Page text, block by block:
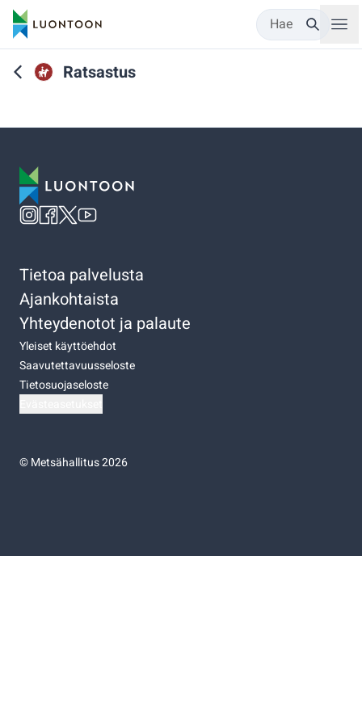
Hae
Ratsastus
Tietoa palvelusta
Ajankohtaista
Yhteydenotot ja palaute
Yleiset käyttöehdot
Saavutettavuusseloste
Tietosuojaseloste
©Metsähallitus 2026